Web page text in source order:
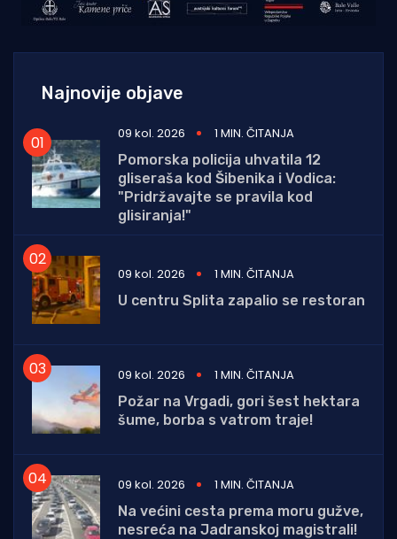
Najnovije objave
09 kol. 2026
1 MIN. ČITANJA
Pomorska policija uhvatila 12
gliseraša kod Šibenika i Vodica:
"Pridržavajte se pravila kod
glisiranja!"
09 kol. 2026
1 MIN. ČITANJA
U centru Splita zapalio se restoran
09 kol. 2026
1 MIN. ČITANJA
Požar na Vrgadi, gori šest hektara
šume, borba s vatrom traje!
09 kol. 2026
1 MIN. ČITANJA
Na većini cesta prema moru gužve,
nesreća na Jadranskoj magistrali!